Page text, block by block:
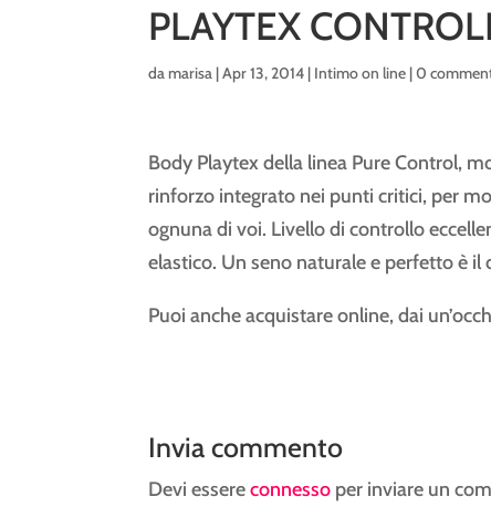
PLAYTEX
damarisa |Apr 13, 2014 | Intimo on line |0
Body Playtex della linea Pure Control,
rinforzo integrato nei punti critici, per
ognuna di voi. Livello di controllo
elastico. Un seno naturale e perfetto è
Puoi anche acquistare online, dai
Invia commento
Devi essereconnesso per inviare un